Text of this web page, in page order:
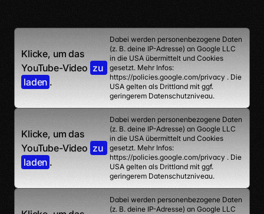
Klicke, um das
YouTube-Video zu
laden .
Dabei werden personenbezogene Daten
(z. B. deine IP-Adresse) an Google LLC
in die USA übermittelt und Cookies
gesetzt. Mehr Infos:
https://policies.google.com/privacy . Die
USA gelten als Drittland mit ggf.
geringerem Datenschutzniveau.
Klicke, um das
YouTube-Video zu
laden .
Dabei werden personenbezogene Daten
(z. B. deine IP-Adresse) an Google LLC
in die USA übermittelt und Cookies
gesetzt. Mehr Infos:
https://policies.google.com/privacy . Die
USA gelten als Drittland mit ggf.
geringerem Datenschutzniveau.
Dabei werden personenbezogene Daten
(z. B. deine IP-Adresse) an Google LLC